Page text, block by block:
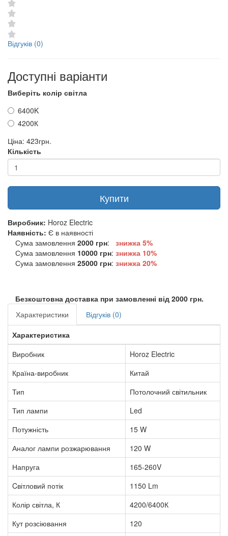
Відгуків (0)
Доступні варіанти
Виберіть колір світла
6400K
4200К
Ціна: 423грн.
Кількість
Купити
Виробник: Horoz Electric
Наявність: Є в наявності
Сума замовлення 2000 грн:
знижка 5%
Сума замовлення 10000 грн: знижка 10%
Сума замовлення 25000 грн: знижка 20%
Безкоштовна доставка при замовленні від 2000 грн.
Характеристики
Відгуків (0)
Характеристика
Виробник
Horoz Electric
Країна-виробник
Китай
Тип
Потолочний світильник
Тип лампи
Led
Потужність
15 W
Аналог лампи розжарювання
120 W
Напруга
165-260V
Cвітловий потік
1150 Lm
Колір світла, К
4200/6400К
Кут розсіювання
120